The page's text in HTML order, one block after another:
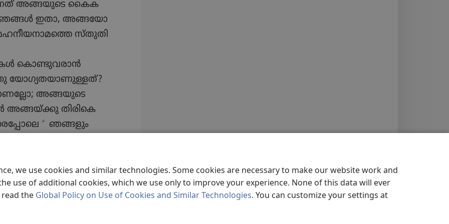
we use cookies and similar technologies. Some cookies are necessary to make our website work and
use of additional cookies, which we use only to improve your experience. None of this data will ever
the Global Policy on Use of Cookies and Similar Technologies. You can customize your settings at
അങ്ങയുടെ കൈക​
ഇതാ, അങ്ങയോ​
സ്‌തു​തി​
കൊണ്ടു​വ​രാൻ
യോഗ്യ​ത​യാ​ണു​ള്ളത്‌?
അങ്ങയുടെ
അങ്ങയ്‌ക്കു തിരികെ
+
ഞങ്ങളും
നിഴൽപോ​ലെ​
16 ഞങ്ങളുടെ
സ്വരു​ക്കൂ​ട്ടിയ ഈ
കൈയിൽനി​ന്ന്‌